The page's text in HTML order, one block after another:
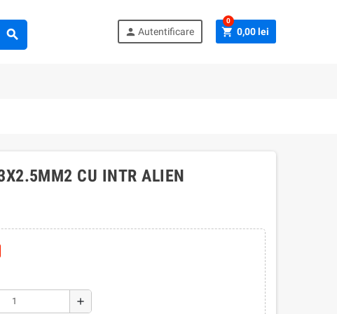
search person Autentificare shopping_cart 0,00 lei
0
CU INTR ALIEN
add